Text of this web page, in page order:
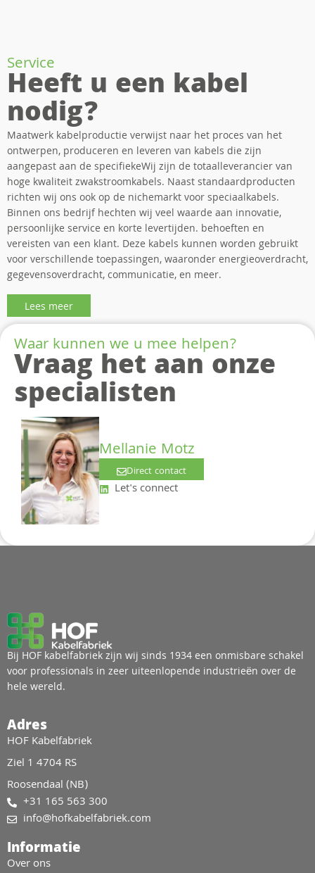
Service
Heeft u een kabel
nodig?
Maatwerk kabelproductie verwijst naar het proces van het
ontwerpen, produceren en leveren van kabels die zijn
aangepast aan de specifiekeWij zijn de totaalleverancier van
hoge kwaliteit zwakstroomkabels. Naast standaardproducten
richten wij ons ook op de nichemarkt voor speciaalkabels.
Binnen ons bedrijf hechten wij veel waarde aan innovatie,
persoonlijke service en korte levertijden. behoeften en
vereisten van een klant. Deze kabels kunnen worden gebruikt
voor verschillende toepassingen, waaronder energieoverdracht,
gegevensoverdracht, communicatie, en meer.
Lees meer
Waar kunnen we u mee helpen?
Vraag het aan onze
specialisten
Mellanie Motz
Direct contact
Let's connect
Bij HOF kabelfabriek zijn wij sinds 1934 een onmisbare schakel
voor professionals in zeer uiteenlopende industrieën over de
hele wereld.
Adres
HOF Kabelfabriek
Ziel 1 4704 RS
Roosendaal (NB)
+31 165 563 300
info@hofkabelfabriek.com
Informatie
Over ons